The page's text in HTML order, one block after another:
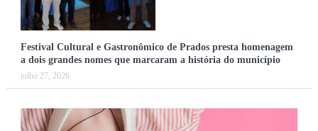
Festival Cultural e Gastronômico de Prados presta homenagem
a dois grandes nomes que marcaram a história do município
julho 27, 2026